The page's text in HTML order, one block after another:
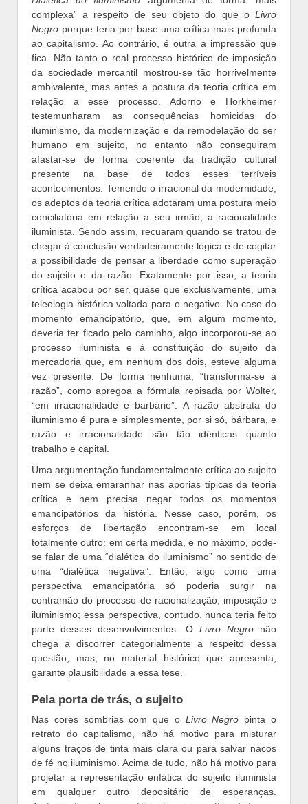
complexa” a respeito de seu objeto do que o Livro
Negro porque teria por base uma crítica mais profunda
ao capitalismo. Ao contrário, é outra a impressão que
fica. Não tanto o real processo histórico de imposição
da sociedade mercantil mostrou-se tão horrivelmente
ambivalente, mas antes a postura da teoria crítica em
relação a esse processo. Adorno e Horkheimer
testemunharam as consequências homicidas do
iluminismo, da modernização e da remodelação do ser
humano em sujeito, no entanto não conseguiram
afastar-se de forma coerente da tradição cultural
presente na base de todos esses terríveis
acontecimentos. Temendo o irracional da modernidade,
os adeptos da teoria crítica adotaram uma postura meio
conciliatória em relação a seu irmão, a racionalidade
iluminista. Sendo assim, recuaram quando se tratou de
chegar à conclusão verdadeiramente lógica e de cogitar
a possibilidade de pensar a liberdade como superação
do sujeito e da razão. Exatamente por isso, a teoria
crítica acabou por ser, quase que exclusivamente, uma
teleologia histórica voltada para o negativo. No caso do
momento emancipatório, que, em algum momento,
deveria ter ficado pelo caminho, algo incorporou-se ao
processo iluminista e à constituição do sujeito da
mercadoria que, em nenhum dos dois, esteve alguma
vez presente. De forma nenhuma, “transforma-se a
razão”, como apregoa a fórmula repisada por Wolter,
“em irracionalidade e barbárie”. A razão abstrata do
iluminismo é pura e simplesmente, por si só, bárbara, e
razão e irracionalidade são tão idênticas quanto
trabalho e capital.
Uma argumentação fundamentalmente crítica ao sujeito
nem se deixa emaranhar nas aporias típicas da teoria
crítica e nem precisa negar todos os momentos
emancipatórios da história. Nesse caso, porém, os
esforços de libertação encontram-se em local
totalmente outro: em certa medida, e no máximo, pode-
se falar de uma “dialética do iluminismo” no sentido de
uma “dialética negativa”. Então, algo como uma
perspectiva emancipatória só poderia surgir na
contramão do processo de racionalização, imposição e
iluminismo; essa perspectiva, contudo, nunca teria feito
parte desses desenvolvimentos. O Livro Negro não
chega a discorrer categorialmente a respeito dessa
questão, mas, no material histórico que apresenta,
garante plausibilidade a essa tese.
Pela porta de trás, o sujeito
Nas cores sombrias com que o Livro Negro pinta o
retrato do capitalismo, não há motivo para misturar
alguns traços de tinta mais clara ou para salvar nacos
de fé no iluminismo. Acima de tudo, não há motivo para
projetar a representação enfática do sujeito iluminista
em qualquer outro depositário de esperanças.